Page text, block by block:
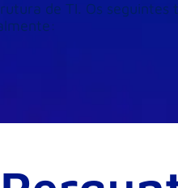
de TI. Os seguintes